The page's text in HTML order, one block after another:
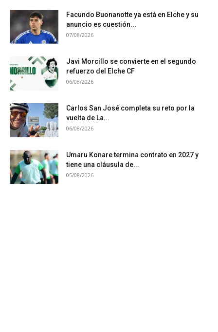
Facundo Buonanotte ya está en Elche y su
anuncio es cuestión...
07/08/2026
Javi Morcillo se convierte en el segundo
refuerzo del Elche CF
06/08/2026
Carlos San José completa su reto por la
vuelta de La...
06/08/2026
Umaru Konare termina contrato en 2027 y
tiene una cláusula de...
05/08/2026